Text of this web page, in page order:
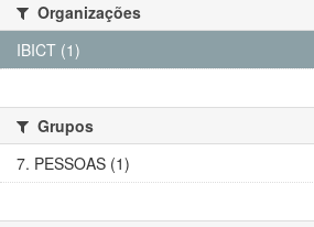
Organizações
IBICT (1)
Grupos
7. PESSOAS (1)